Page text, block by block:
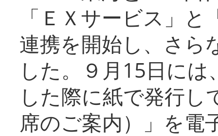
「ＥＸサービス」
連携を開始し、さら
した。９月15日に
した際に紙で発行し
席のご案内）」を電